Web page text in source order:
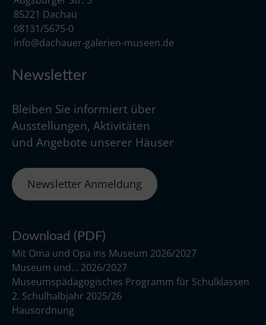
85221 Dachau
08131/5675-0
info@dachauer-galerien-museen.de
Newsletter
Bleiben Sie informiert über
Ausstellungen, Aktivitäten
und Angebote unserer Häuser
Newsletter Anmeldung
Download (PDF)
Mit Oma und Opa ins Museum 2026/2027
Museum und… 2026/2027
Museumspädagogisches Programm für Schulklassen
2. Schulhalbjahr 2025/26
Hausordnung